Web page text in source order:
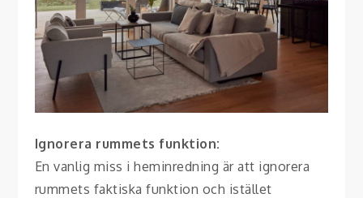
Ignorera rummets funktion:
En vanlig miss i heminredning är att ignorera
rummets faktiska funktion och istället